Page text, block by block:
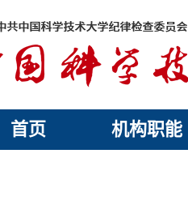
首页 机构职能